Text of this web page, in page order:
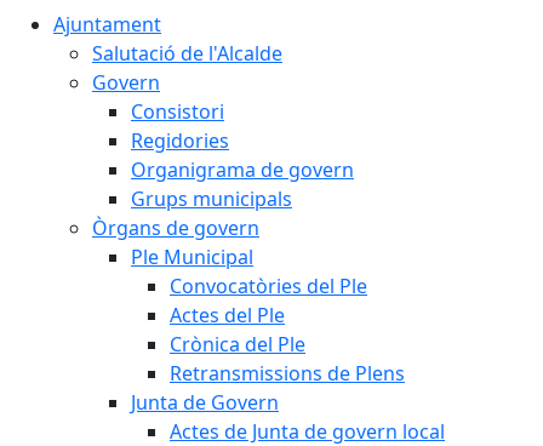
Ajuntament
Salutació de l'Alcalde
Govern
Consistori
Regidories
Organigrama de govern
Grups municipals
Òrgans de govern
Ple Municipal
Convocatòries del Ple
Actes del Ple
Crònica del Ple
Retransmissions de Plens
Junta de Govern
Actes de Junta de govern local